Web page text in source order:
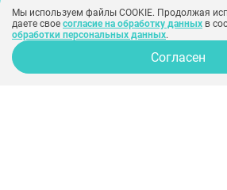
Обязательно
Народный рейтинг
Мы используем файлы COOKIE. Продолжая
даете свое согласие на обработку данных в
обработки персональных данных.
Согласен